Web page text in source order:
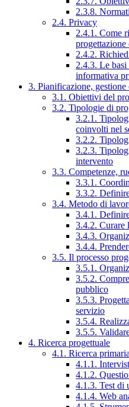
2.3.8.
2.4. Privacy
2.4.1. Come
2.4.2.
2.4.3. Le
informativa
3. Pianificazione, gestione
3.1. Obiettivi del
3.2. Tipologie di
3.2.1.
coinvolti nel
3.2.2.
3.2.3.
intervento
3.3. Competenze,
3.3.1.
3.3.2.
3.4. Metodo di
3.4.1.
3.4.2. Curare
3.4.3.
3.4.4.
3.5. Il processo
3.5.1.
3.5.2.
pubblico
3.5.3.
servizio
3.5.4.
3.5.5.
4. Ricerca progettuale
4.1. Ricerca primaria
4.1.1.
4.1.2.
4.1.3. Test di
4.1.4. Web